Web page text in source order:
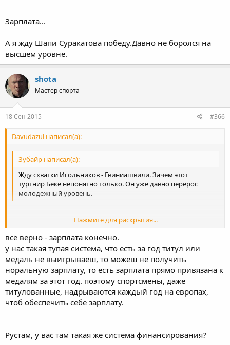
Зарплата...
А я жду Шапи Суракатова победу.Давно не боролся на
высшем уровне.
shota
Мастер спорта
18 Сен 2015 #366
Davudazul написал(а):
Зубайр написал(а):
Жду схватки Игольников - Гвиниашвили. Зачем этот
туртнир Беке непонятно только. Он уже давно перерос
молодежный уровень.
Нажмите для раскрытия...
А я жду Шапи Суракатова победу.Давно не боролся на высшем
Нажмите для раскрытия...
всё верно - зарплата конечно.
у нас такая тупая система, что есть за год титул или
медаль не выигрываеш, то можеш не получить
норальную зарплату, то есть зарплата прямо привязана к
медалям за этот год. поэтому спортсмены, даже
титулованные, надрываются каждый год на европах,
чтоб обеспечить себе зарплату.
Рустам, у вас там такая же система финансирования?